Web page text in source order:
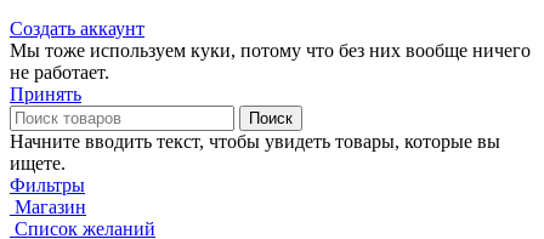
Создать аккаунт
Мы тоже используем куки, потому что без них вообще ничего
не работает.
Принять
Поиск
Начните вводить текст, чтобы увидеть товары, которые вы
ищете.
Фильтры
Магазин
Список желаний